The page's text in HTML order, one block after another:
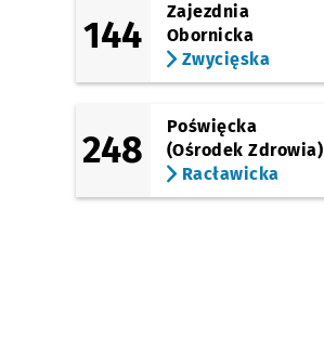
144
Zajezdnia
Obornicka
Zwycięska
248
Poświęcka
(Ośrodek Zdrowia)
Racławicka